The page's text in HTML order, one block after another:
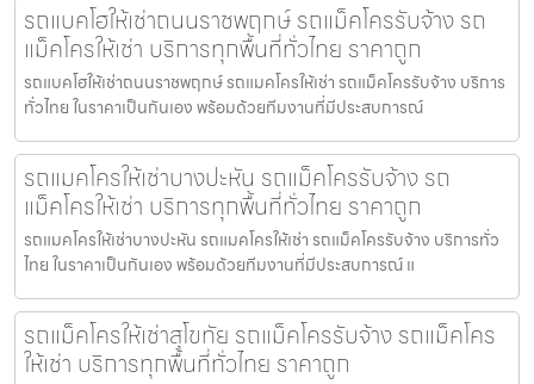
รถแบคโฮให้เช่าถนนราชพฤกษ์ รถแม็คโครรับจ้าง รถ
แม็คโครให้เช่า บริการทุกพื้นที่ทั่วไทย ราคาถูก
รถแบคโฮให้เช่าถนนราชพฤกษ์ รถแมคโครให้เช่า รถแม็คโครรับจ้าง บริการ
ทั่วไทย ในราคาเป็นกันเอง พร้อมด้วยทีมงานที่มีประสบการณ์
รถแมคโครให้เช่าบางปะหัน รถแม็คโครรับจ้าง รถ
แม็คโครให้เช่า บริการทุกพื้นที่ทั่วไทย ราคาถูก
รถแมคโครให้เช่าบางปะหัน รถแมคโครให้เช่า รถแม็คโครรับจ้าง บริการทั่ว
ไทย ในราคาเป็นกันเอง พร้อมด้วยทีมงานที่มีประสบการณ์ แ
รถแม็คโครให้เช่าสุโขทัย รถแม็คโครรับจ้าง รถแม็คโคร
ให้เช่า บริการทุกพื้นที่ทั่วไทย ราคาถูก